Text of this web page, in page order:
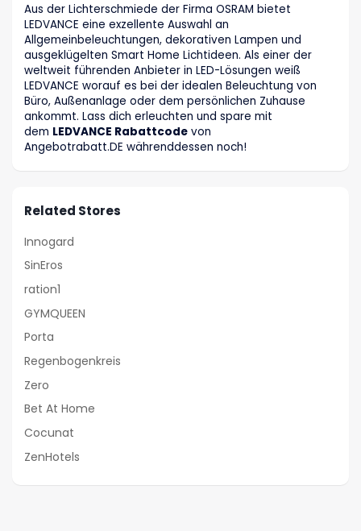
Aus der Lichterschmiede der Firma OSRAM bietet
LEDVANCE eine exzellente Auswahl an
Allgemeinbeleuchtungen, dekorativen Lampen und
ausgeklügelten Smart Home Lichtideen. Als einer der
weltweit führenden Anbieter in LED-Lösungen weiß
LEDVANCE worauf es bei der idealen Beleuchtung von
Büro, Außenanlage oder dem persönlichen Zuhause
ankommt. Lass dich erleuchten und spare mit
dem LEDVANCE Rabattcode von
Angebotrabatt.DE währenddessen noch!
Related Stores
Innogard
SinEros
ration1
GYMQUEEN
Porta
Regenbogenkreis
Zero
Bet At Home
Cocunat
ZenHotels